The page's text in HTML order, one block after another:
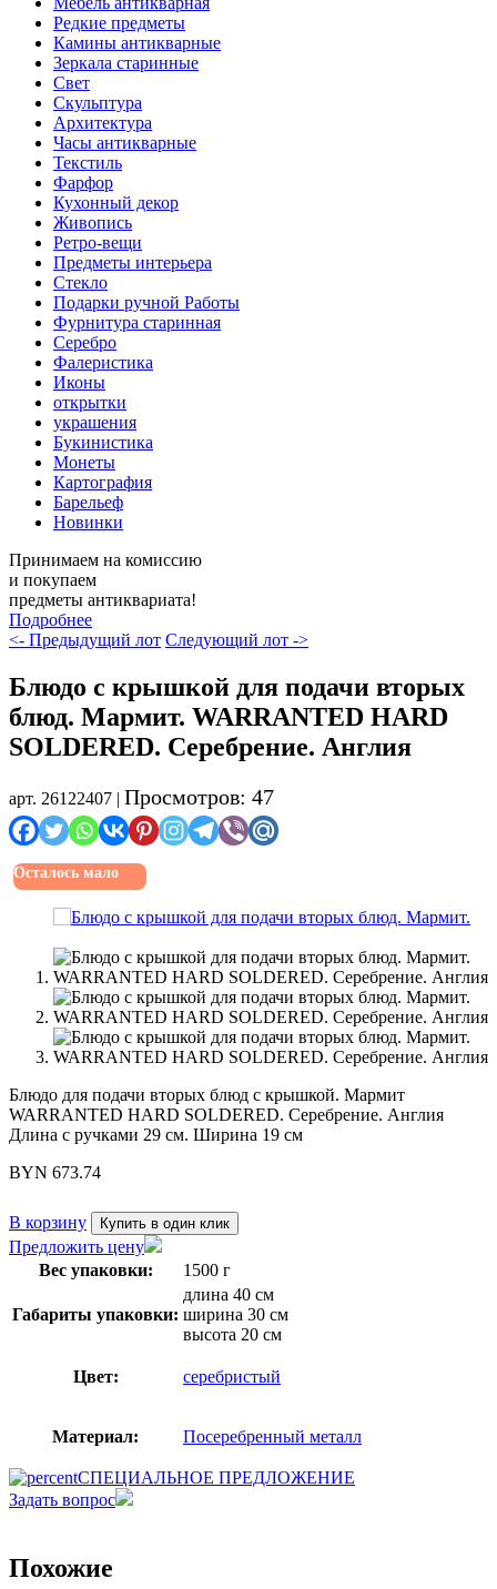
Редкие предметы
Камины антикварные
Зеркала старинные
Свет
Скульптура
Архитектура
Часы антикварные
Текстиль
Фарфор
Кухонный декор
Живопись
Ретро-вещи
Предметы интерьера
Стекло
Подарки ручной Работы
Фурнитура старинная
Серебро
Фалеристика
Иконы
открытки
украшения
Букинистика
Монеты
Картография
Барельеф
Новинки
Принимаем на комиссию
и покупаем
предметы антиквариата!
Подробнее
<- Предыдущий лот Следующий лот ->
Блюдо с крышкой для подачи вторых
блюд. Мармит. WARRANTED HARD
SOLDERED. Серебрение. Англия
арт. 26122407 | Просмотров: 47
Осталось мало
Блюдо для подачи вторых блюд с крышкой. Мармит
WARRANTED HARD SOLDERED. Серебрение. Англия
Длина с ручками 29 см. Ширина 19 см
BYN 673.74
В корзину Купить в один клик
Предложить цену
Вес упаковки:
1500 г
Габариты упаковки:
длина 40 см
ширина 30 см
высота 20 см
Цвет: серебристый
Материал: Посеребренный металл
СПЕЦИАЛЬНОЕ ПРЕДЛОЖЕНИЕ
Задать вопрос
Похожие